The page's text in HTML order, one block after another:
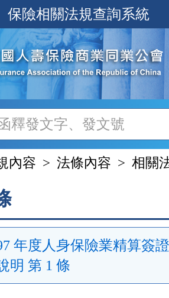
保險相關法規查詢系統
內容 法條內容 相關
年度人身保險業精算簽
明 第 1 條